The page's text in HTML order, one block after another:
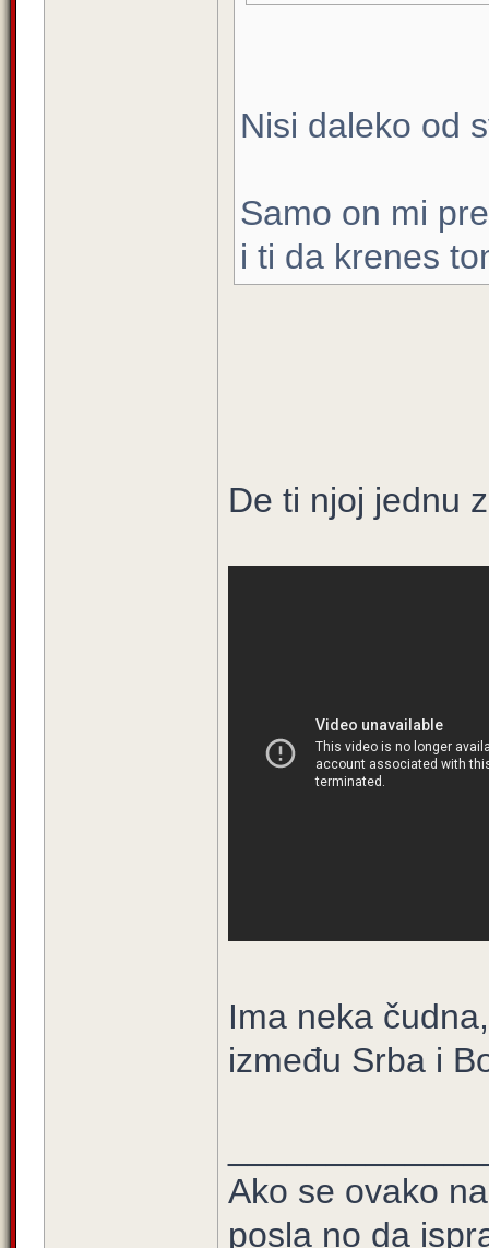
Nisi daleko od
Samo on mi
i ti da krenes
De ti njoj jednu
Ima neka
između Srba i
Ako se ovako
posla no da